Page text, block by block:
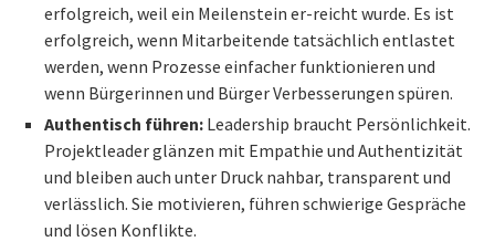
erfolgreich, weil ein Meilenstein er-reicht wurde. Es ist
erfolgreich, wenn Mitarbeitende tatsächlich entlastet
werden, wenn Prozesse einfacher funktionieren und
wenn Bürgerinnen und Bürger Verbesserungen spüren.
Authentisch führen: Leadership braucht Persönlichkeit.
Projektleader glänzen mit Empathie und Authentizität
und bleiben auch unter Druck nahbar, transparent und
verlässlich. Sie motivieren, führen schwierige Gespräche
und lösen Konflikte.